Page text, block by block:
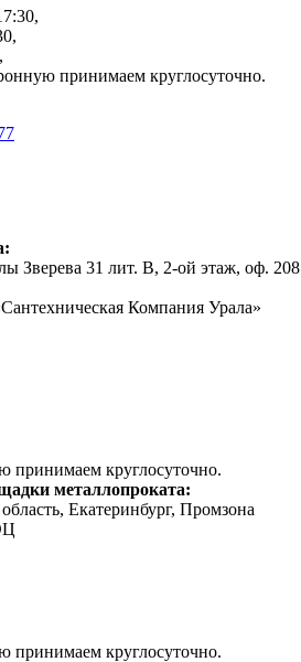
принимаем круглосуточно.
Зверева 31 лит. В, 2-ой этаж, оф. 208
Компания Урала»
принимаем круглосуточно.
металлопроката:
Екатеринбург, Промзона
принимаем круглосуточно.